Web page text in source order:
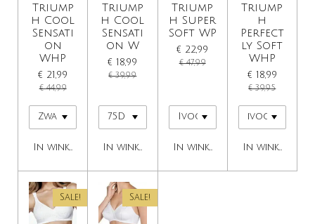
Triump
h Cool
Sensati
on
WHP
€ 21,99
€ 44,99
In winkelwagen
Triump
h Cool
Sensati
on W
€ 18,99
€ 39,99
In winkelwagen
Triump
h Super
Soft WP
€ 22,99
€ 47,99
In winkelwagen
Triump
h
Perfect
ly Soft
WHP
€ 18,99
€ 39,95
In
Sale! Sale!